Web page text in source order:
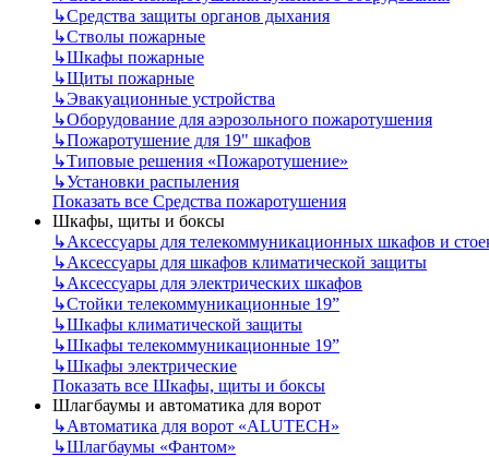
↳Средства защиты органов дыхания
↳Стволы пожарные
↳Шкафы пожарные
↳Щиты пожарные
↳Эвакуационные устройства
↳Оборудование для аэрозольного пожаротушения
↳Пожаротушение для 19" шкафов
↳Типовые решения «Пожаротушение»
↳Установки распыления
Показать все Средства пожаротушения
Шкафы, щиты и боксы
↳Аксессуары для телекоммуникационных шкафов и
↳Аксессуары для шкафов климатической защиты
↳Аксессуары для электрических шкафов
↳Стойки телекоммуникационные 19”
↳Шкафы климатической защиты
↳Шкафы телекоммуникационные 19”
↳Шкафы электрические
Показать все Шкафы, щиты и боксы
Шлагбаумы и автоматика для ворот
↳Автоматика для ворот «ALUTECH»
↳Шлагбаумы «Фантом»